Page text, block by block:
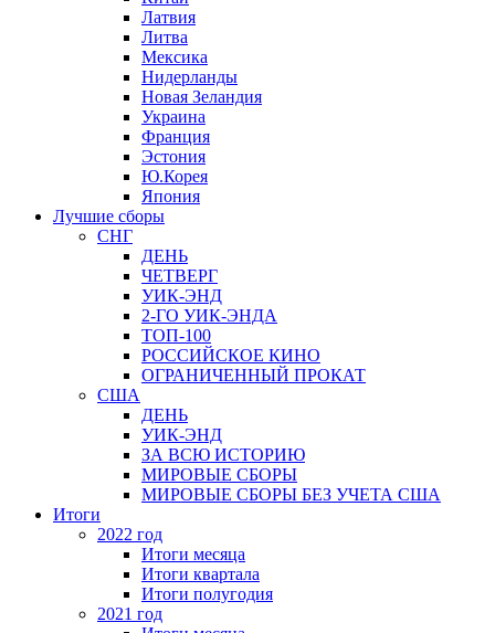
Латвия
Литва
Мексика
Нидерланды
Новая Зеландия
Украина
Франция
Эстония
Ю.Корея
Япония
Лучшие сборы
СНГ
ДЕНЬ
ЧЕТВЕРГ
УИК-ЭНД
2-ГО УИК-ЭНДА
ТОП-100
РОССИЙСКОЕ КИНО
ОГРАНИЧЕННЫЙ ПРОКАТ
США
ДЕНЬ
УИК-ЭНД
ЗА ВСЮ ИСТОРИЮ
МИРОВЫЕ СБОРЫ
МИРОВЫЕ СБОРЫ БЕЗ УЧЕТА США
Итоги
2022 год
Итоги месяца
Итоги квартала
Итоги полугодия
2021 год